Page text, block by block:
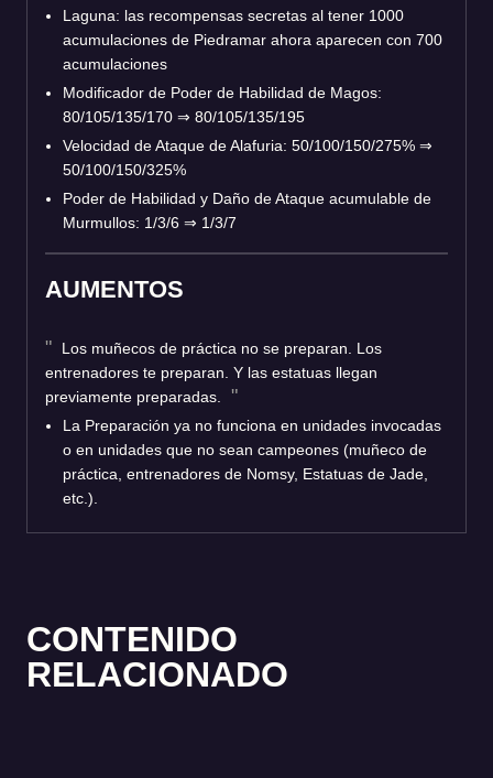
Laguna: las recompensas secretas al tener 1000
acumulaciones de Piedramar ahora aparecen con 700
acumulaciones
Modificador de Poder de Habilidad de Magos:
80/105/135/170 ⇒ 80/105/135/195
Velocidad de Ataque de Alafuria: 50/100/150/275% ⇒
50/100/150/325%
Poder de Habilidad y Daño de Ataque acumulable de
Murmullos: 1/3/6 ⇒ 1/3/7
AUMENTOS
Los muñecos de práctica no se preparan. Los
entrenadores te preparan. Y las estatuas llegan
previamente preparadas.
La Preparación ya no funciona en unidades invocadas
o en unidades que no sean campeones (muñeco de
práctica, entrenadores de Nomsy, Estatuas de Jade,
etc.).
CONTENIDO
RELACIONADO